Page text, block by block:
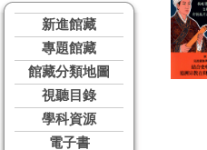
新進館藏
專題館藏
館藏分類地圖
視聽目錄
學科資源
電子書